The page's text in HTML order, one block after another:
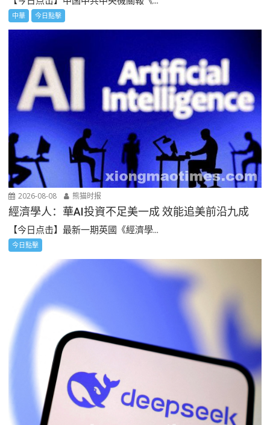
中華 今日點擊
2026-08-08 熊猫时报
經濟學人：華AI投資不足美一成 效能追美前沿九成
【今日点击】最新一期英國《經濟學...
今日點擊